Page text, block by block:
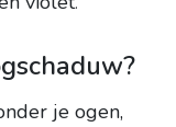
je ogen,